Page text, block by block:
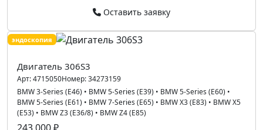
Оставить заявку
эндоскопия
Двигатель 306S3
Арт:4715050Номер:34273159
BMW 3-Series (E46) • BMW 5-Series (E39) • BMW 5-Series (E60) •
BMW 5-Series (E61) • BMW 7-Series (E65) • BMW X3 (E83) • BMW X5
(E53) • BMW Z3 (E36/8) • BMW Z4 (E85)
243 000 ₽